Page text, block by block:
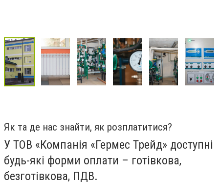
Як та де нас знайти, як розплатитися?
У ТОВ «Компанія «Гермес Трейд» доступні
будь-які форми оплати – готівкова,
безготівкова, ПДВ.